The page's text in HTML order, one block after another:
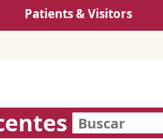
Patients & Visitors